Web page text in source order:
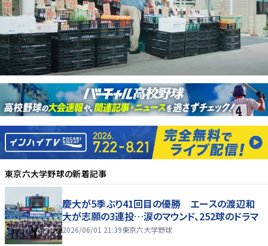
東京六大学野球の新着記事
慶大が5季ぶり41回目の優勝 エースの渡辺和
大が志願の3連投…涙のマウンド、252球のドラマ
2026/06/01 21:39東京六大学野球